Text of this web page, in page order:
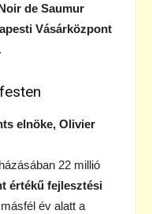
de Saumur
Vásárközpont
.
elnöke, Olivier
22 millió
értékű fejlesztési
év alatt a